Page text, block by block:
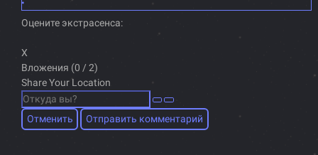
Оцените экстрасенса:
X
Вложения (0 / 2)
Share Your Location
Отменить Отправить комментарий